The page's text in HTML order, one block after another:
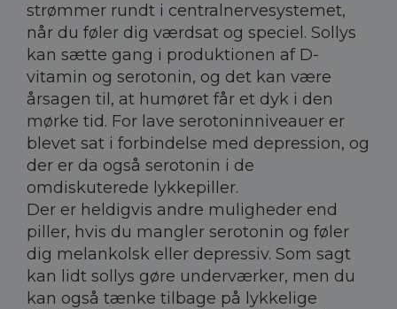
strømmer rundt i centralnervesystemet,
når du føler dig værdsat og speciel. Sollys
kan sætte gang i produktionen af D-
vitamin og serotonin, og det kan være
årsagen til, at humøret får et dyk i den
mørke tid. For lave serotoninniveauer er
blevet sat i forbindelse med depression, og
der er da også serotonin i de
omdiskuterede lykkepiller.
Der er heldigvis andre muligheder end
piller, hvis du mangler serotonin og føler
dig melankolsk eller depressiv. Som sagt
kan lidt sollys gøre underværker, men du
kan også tænke tilbage på lykkelige